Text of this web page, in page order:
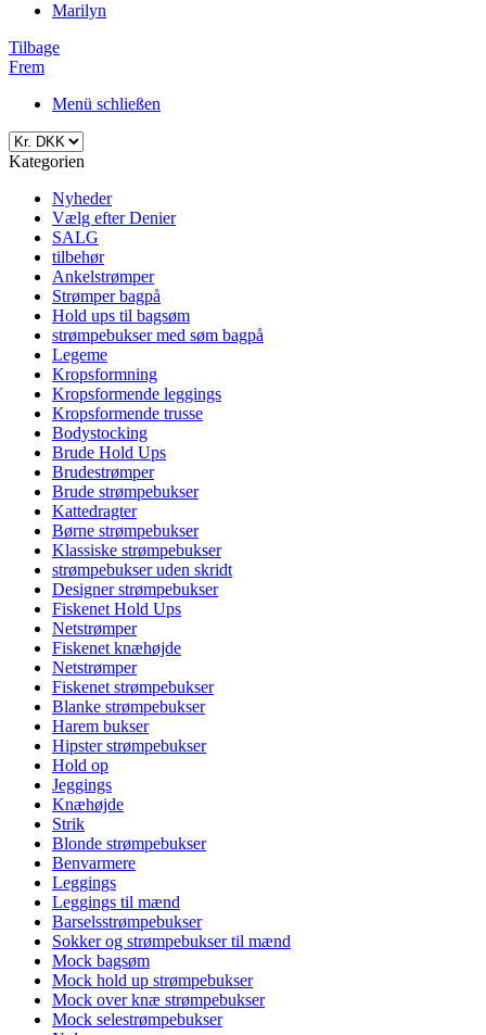
Marilyn
Tilbage
Frem
Menü schließen
Kategorien
Nyheder
Vælg efter Denier
SALG
tilbehør
Ankelstrømper
Strømper bagpå
Hold ups til bagsøm
strømpebukser med søm bagpå
Legeme
Kropsformning
Kropsformende leggings
Kropsformende trusse
Bodystocking
Brude Hold Ups
Brudestrømper
Brude strømpebukser
Kattedragter
Børne strømpebukser
Klassiske strømpebukser
strømpebukser uden skridt
Designer strømpebukser
Fiskenet Hold Ups
Netstrømper
Fiskenet knæhøjde
Netstrømper
Fiskenet strømpebukser
Blanke strømpebukser
Harem bukser
Hipster strømpebukser
Hold op
Jeggings
Knæhøjde
Strik
Blonde strømpebukser
Benvarmere
Leggings
Leggings til mænd
Barselsstrømpebukser
Sokker og strømpebukser til mænd
Mock bagsøm
Mock hold up strømpebukser
Mock over knæ strømpebukser
Mock selestrømpebukser